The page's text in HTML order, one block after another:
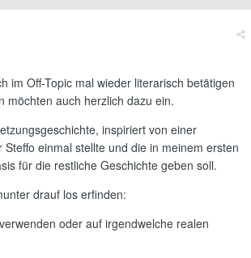
im Off-Topic mal wieder literarisch betätigen
möchten auch herzlich dazu ein.
inspiriert von einer
einmal stellte und die in meinem ersten
für die restliche Geschichte geben soll.
drauf los erfinden:
oder auf irgendwelche realen